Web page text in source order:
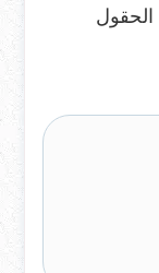
الحقول